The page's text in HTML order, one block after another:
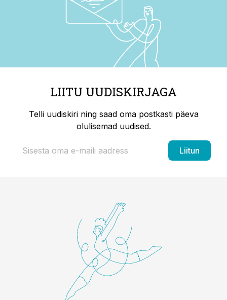
LIITU UUDISKIRJAGA
Telli uudiskiri ning saad oma postkasti päeva
olulisemad uudised.
Liitun